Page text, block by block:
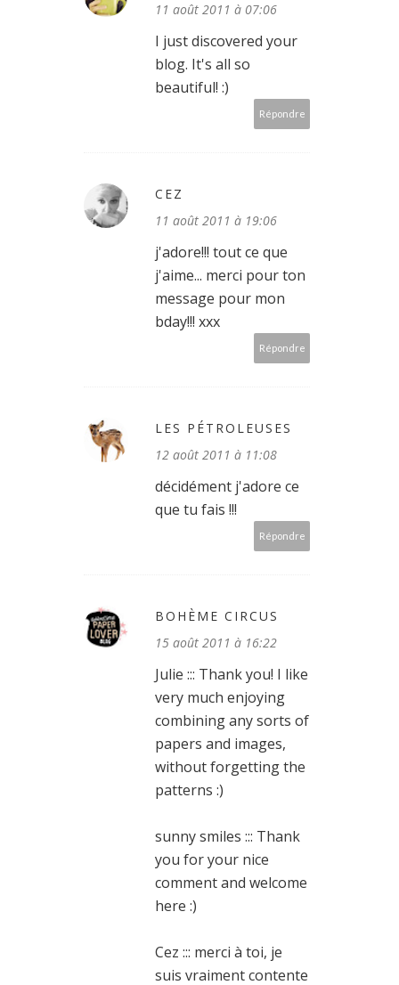
11 août 2011 à 07:06
I just discovered your
blog. It's all so
beautiful! :)
Répondre
CEZ
11 août 2011 à 19:06
j'adore!!! tout ce que
j'aime... merci pour ton
message pour mon
bday!!! xxx
Répondre
LES PÉTROLEUSES
12 août 2011 à 11:08
décidément j'adore ce
que tu fais !!!
Répondre
BOHÈME CIRCUS
15 août 2011 à 16:22
Julie ::: Thank you! I like
very much enjoying
combining any sorts of
papers and images,
without forgetting the
patterns :)
sunny smiles ::: Thank
you for your nice
comment and welcome
here :)
Cez ::: merci à toi, je
suis vraiment contente